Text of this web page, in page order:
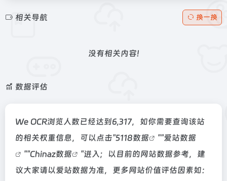
相关导航 换一换
没有相关内容!
数据评估
We OCR浏览人数已经达到6,317，如你需要查询该站
的相关权重信息，可以点击"5118数据 ""爱站数据
""Chinaz数据
"进入；以目前的网站数据参考，建
议大家请以爱站数据为准，更多网站价值评估因素如：